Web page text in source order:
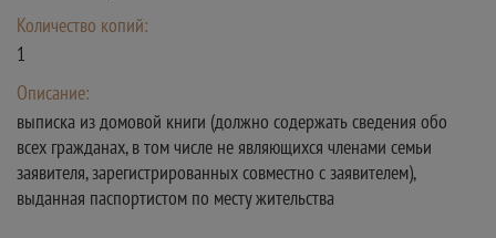
Количество копий:
1
Описание:
выписка из домовой книги (должно содержать сведения обо
всех гражданах, в том числе не являющихся членами семьи
заявителя, зарегистрированных совместно с заявителем),
выданная паспортистом по месту жительства